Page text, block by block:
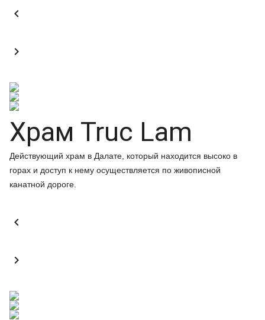


Храм Truc Lam
Действующий храм в Далате, который находится высоко в
горах и доступ к нему осуществляется по живописной
канатной дороге.

